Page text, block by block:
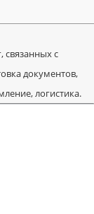
связанных с
документов,
логистика.